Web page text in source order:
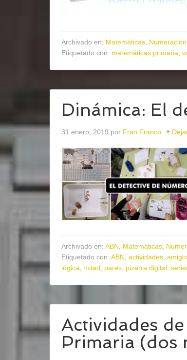
Archivado en: Matemáticas Numeración
Etiquetado con: matemáticas primaria
Dinámica: El
31 enero, 2019 por Fran Franco
Archivado en: ABN Matemáticas
Etiquetado con: ABN actividades
lógica
mitad pares pizarra digital
Actividades
Primaria (dos